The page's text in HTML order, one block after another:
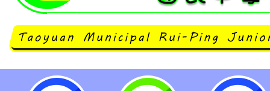
113年度「強棒出擊、霸凌出局」